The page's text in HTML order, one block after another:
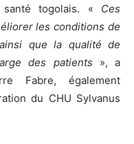
togolais. « Ces
les conditions de
que la qualité de
des patients », a
Fabre, également
du CHU Sylvanus